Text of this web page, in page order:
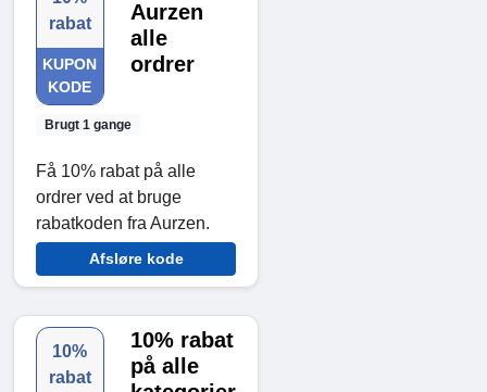
rabat
KUPON
KODE
Brugt 1 gange
Aurzen
alle
ordrer
Få 10% rabat på alle
ordrer ved at bruge
rabatkoden fra Aurzen.
Afsløre kode
10%
rabat
10% rabat
på alle